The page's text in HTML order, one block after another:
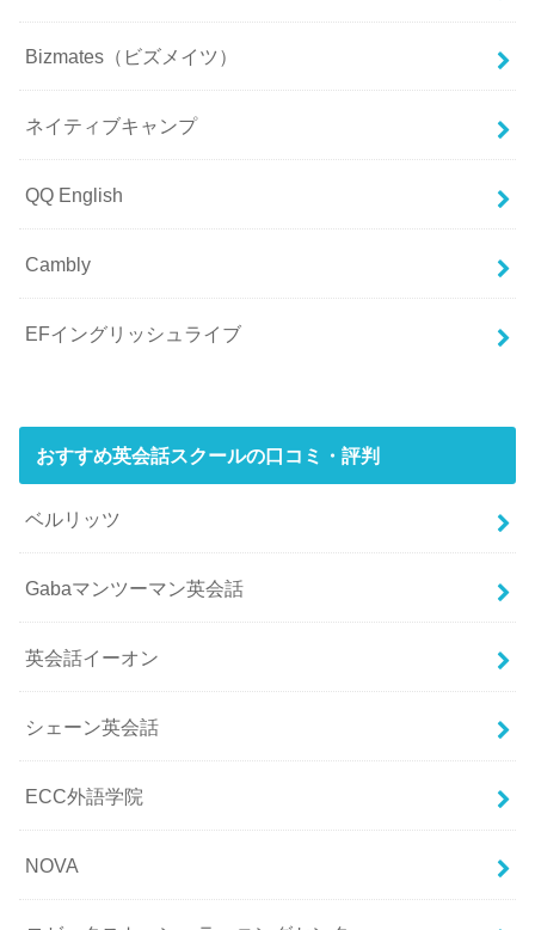
Bizmates（ビズメイツ）
ネイティブキャンプ
QQ English
Cambly
EFイングリッシュライブ
おすすめ英会話スクールの口コミ・評判
ベルリッツ
Gabaマンツーマン英会話
英会話イーオン
シェーン英会話
ECC外語学院
NOVA